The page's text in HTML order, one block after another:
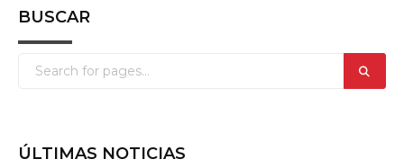
BUSCAR
ÚLTIMAS NOTICIAS